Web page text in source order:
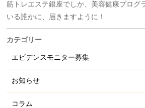
筋トレエステ銀座でしか、美容健康プログ
いる誰かに、届きますように！
カテゴリー
エビデンスモニター募集
お知らせ
コラム